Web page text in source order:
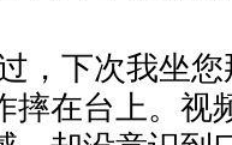
，下次我坐
摔在台上。视